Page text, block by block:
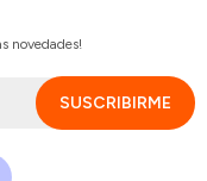
novedades!
SUSCRIBIRME